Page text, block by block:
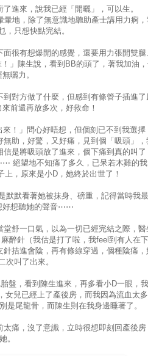
進來，說我已經「開曬」，可以生。
暈地，除了無意識地聽助產士講用力痾
，只想快點完結。
很有想爆開的感覺，還要用力張開雙腿
」陳生說，看到BB的頭了，著我加油
曬力。
對方做了什麼，但感到有條管子插進了
前還再放多次，好救命！
！」問心好唔想，但個刻已不到我選擇
助，好驚，又好痛，見到個「吸頭」，
是將吸頭放了進來，個下痛到真的叫了
絕望地不知痛了多久，已呆若木雞的我
，原來是小D，她終於出世了！
默默看著她被抹身、磅重，記得當時我
好想聽她的聲音⋯⋯
舒一口氣，以為一切已經完結之際，醫
醉針（我估是打了啦，我feel到有人在
拮進會陰，再有條線穿過，個種陰痛，
次叫了出來。
盤，看到陳生進來，再多看小D一眼，
兒已經上了產後房，而我因為流血太多
是尾龍骨，而陳生則在我身邊睡著了。
痛，沒了意識，立時很想即刻回產後房
。